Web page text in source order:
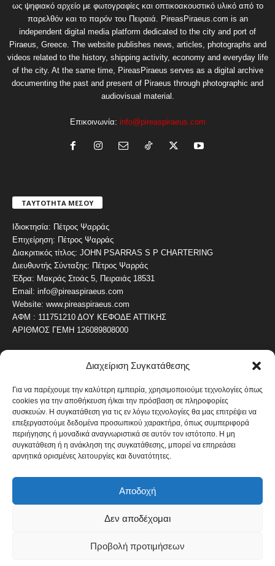
Διαχείριση Συγκατάθεσης
Για να παρέχουμε την καλύτερη εμπειρία, χρησιμοποιούμε τεχνολογίες όπως
cookies για την αποθήκευση ή/και την πρόσβαση σε πληροφορίες
συσκευών. Η συγκατάθεση για τις εν λόγω τεχνολογίες θα μας επιτρέψει να
επεξεργαστούμε δεδομένα προσωπικού χαρακτήρα, όπως συμπεριφορά
περιήγησης ή μοναδικά αναγνωριστικά σε αυτόν τον ιστότοπο. Η μη
συγκατάθεση ή η ανάκληση της συγκατάθεσης, μπορεί να επηρεάσει
αρνητικά ορισμένες λειτουργίες και δυνατότητες.
Αποδοχή
Δεν αποδέχομαι
Προβολή προτιμήσεων
ως ψηφιακό αρχείο με φωτογραφίες και οπτικοακουστικό υλικό από το
παρελθόν και το παρόν του Πειραιά. PireasPiraeus.com is an
independent digital media platform dedicated to the city and port of
Piraeus, Greece. The website publishes news, articles, photographs and
videos related to the history, shipping activity, economy and everyday life
of the city. At the same time, PireasPiraeus serves as a digital archive
documenting the past and present of Piraeus through photographic and
audiovisual material.
Επικοινωνία: info@pireaspiraeus.com
ΤΑΥΤΟΤΗΤΑ ΜΕΣΟΥ
Ιδιοκτησία: Πέτρος Ψαρράς
Επιχείρηση: Πέτρος Ψαρράς
Διακριτικός τίτλος: JOHN PSARRAS S P CHARTERING
Διευθυντής Σύνταξης: Πέτρος Ψαρράς
Έδρα: Μακράς Στοάς 5, Πειραιάς 18531
Email: info@pireaspiraeus.com
Website: www.pireaspiraeus.com
ΑΦΜ : 111751210 ΔΟΥ ΚΕΦΟΔΕ ΑΤΤΙΚΗΣ
ΑΡΙΘΜΟΣ ΓΕΜΗ 126089808000
ΔΗΜΟΦΙΛΗ ΚΑΤΗΓΟΡΙΑ
ΝΕΑ ΤΟΥ ΠΕΙΡΑΙΑ 4487
ΟΛΥΜΠΙΑΚΟΣ
ΑΛΛΑ ΚΟΙΝΩΝΙΚΑ
ΕΙΔΗΣΕΙΣ ΝΑΥΤΙΛΙΑ
ΟΙΚΟΝΟΜΙΚΑ
ΚΑΛΛΙΤΕΧΝΙΚΑ 822